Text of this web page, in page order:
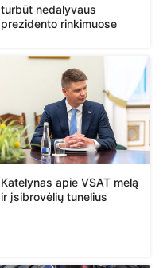
turbūt nedalyvaus
prezidento rinkimuose
Katelynas apie VSAT melą
ir įsibrovėlių tunelius